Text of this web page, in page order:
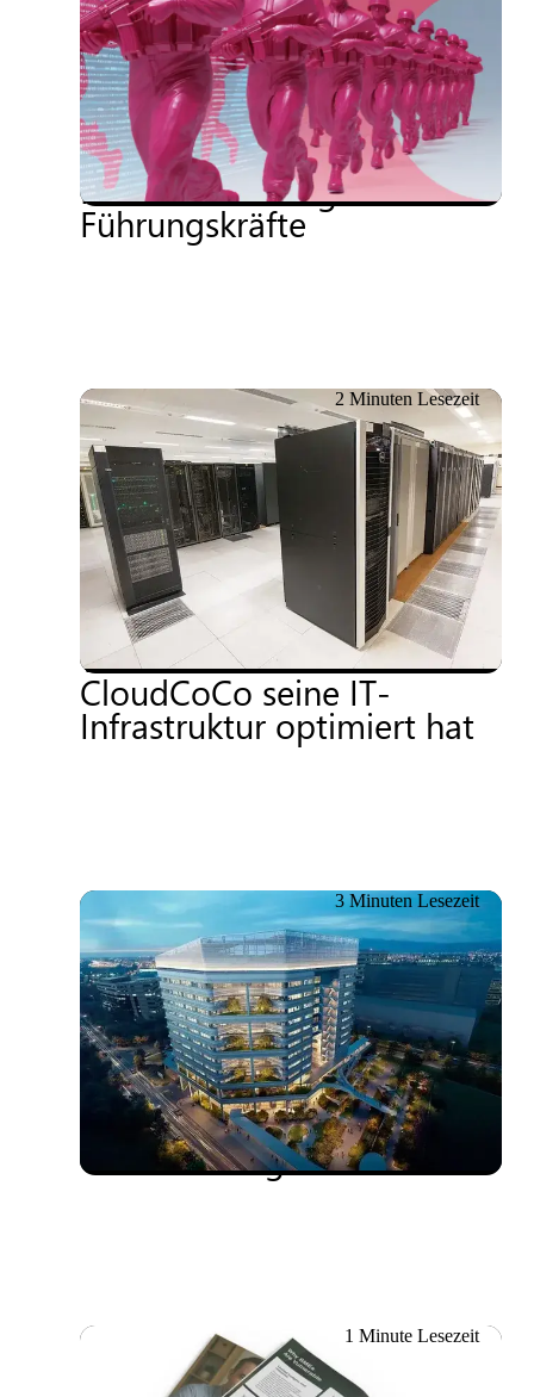
18.06.2026
Whitepaper zur
Cybersicherheit: Die neuen
Herausforderungen für IT-
Führungskräfte
2 Minuten Lesezeit
18.06.2026
Nachhaltigkeit und
Kosteneffizienz
vorantreiben: Wie
CloudCoCo seine IT-
Infrastruktur optimiert hat
3 Minuten Lesezeit
18.06.2026
Boustead Projects: Die
Besucher intelligenter
Gebäude begeistern
1 Minute Lesezeit